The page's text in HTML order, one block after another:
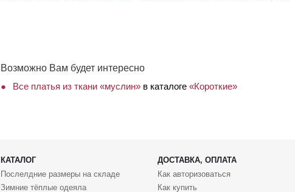
Возможно Вам будет интересно
Все платья из ткани «муслин» в каталоге «Короткие»
КАТАЛОГ ДОСТАВКА, ОПЛАТА
Послелдние размеры на складе
Зимние тёплые одеяла
Как авторизоваться
Как купить